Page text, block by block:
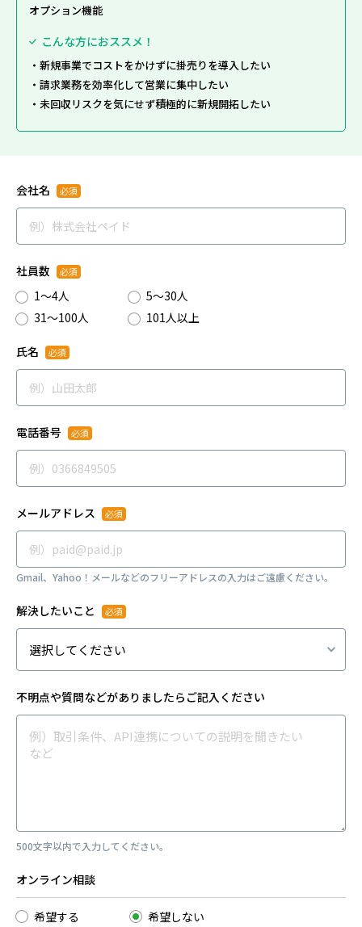
オプション機能
こんな方におススメ！
新規事業でコストをかけずに掛売りを導入したい
請求業務を効率化して営業に集中したい
未回収リスクを気にせず積極的に新規開拓したい
会社名
社員数
1～4人
5～30人
31～100人
101人以上
氏名
電話番号
メールアドレス
Gmail、Yahoo！メールなどのフリーアドレスの入力はご遠慮ください。
解決したいこと
不明点や質問などがありましたらご記入ください
500文字以内で入力してください。
オンライン相談
希望する 希望しない